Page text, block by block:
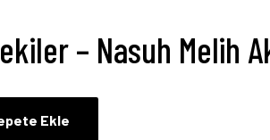
– Nasuh Melih
Ekle